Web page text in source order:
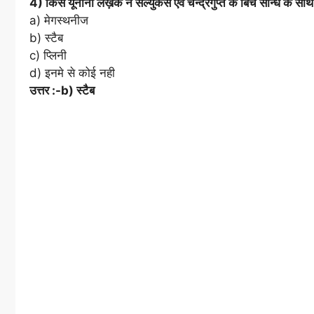
4) किस यूनानी लेख़क ने सेल्युकस एंव चन्द्रगुप्त के बिच सन्धि के साथ
a) मेगस्थनीज
b) स्टैब
c) प्लिनी
d) इनमे से कोई नही
उत्तर :-b) स्टैब